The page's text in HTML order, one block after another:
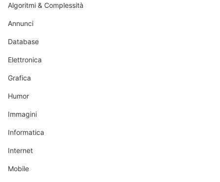
Algoritmi & Complessità
Annunci
Database
Elettronica
Grafica
Humor
Immagini
Informatica
Internet
Mobile